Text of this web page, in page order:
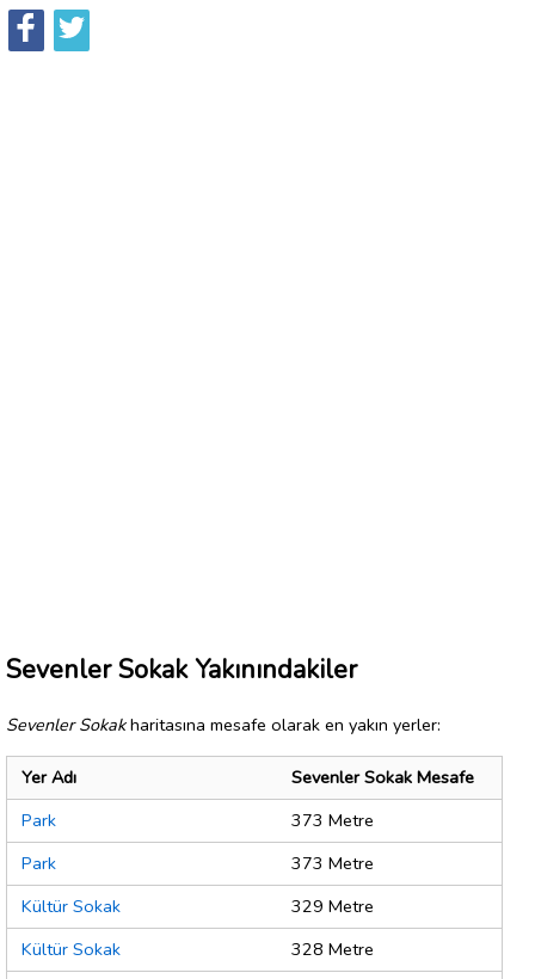
Sevenler Sokak Yakınındakiler
Sevenler Sokakharitasına mesafe olarak en yakın yerler:
Yer Adı
Sevenler Sokak Mesafe
Park
373 Metre
Park
373 Metre
Kültür Sokak
329 Metre
Kültür Sokak
328 Metre